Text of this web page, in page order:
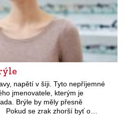
napětí v šíji. Tyto nepříjemné
jmenovatele, kterým je
Brýle by měly přesně
se zrak zhorší byť o…